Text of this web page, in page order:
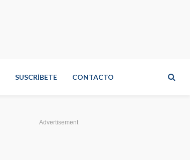
SUSCRÍBETE CONTACTO
Advertisement